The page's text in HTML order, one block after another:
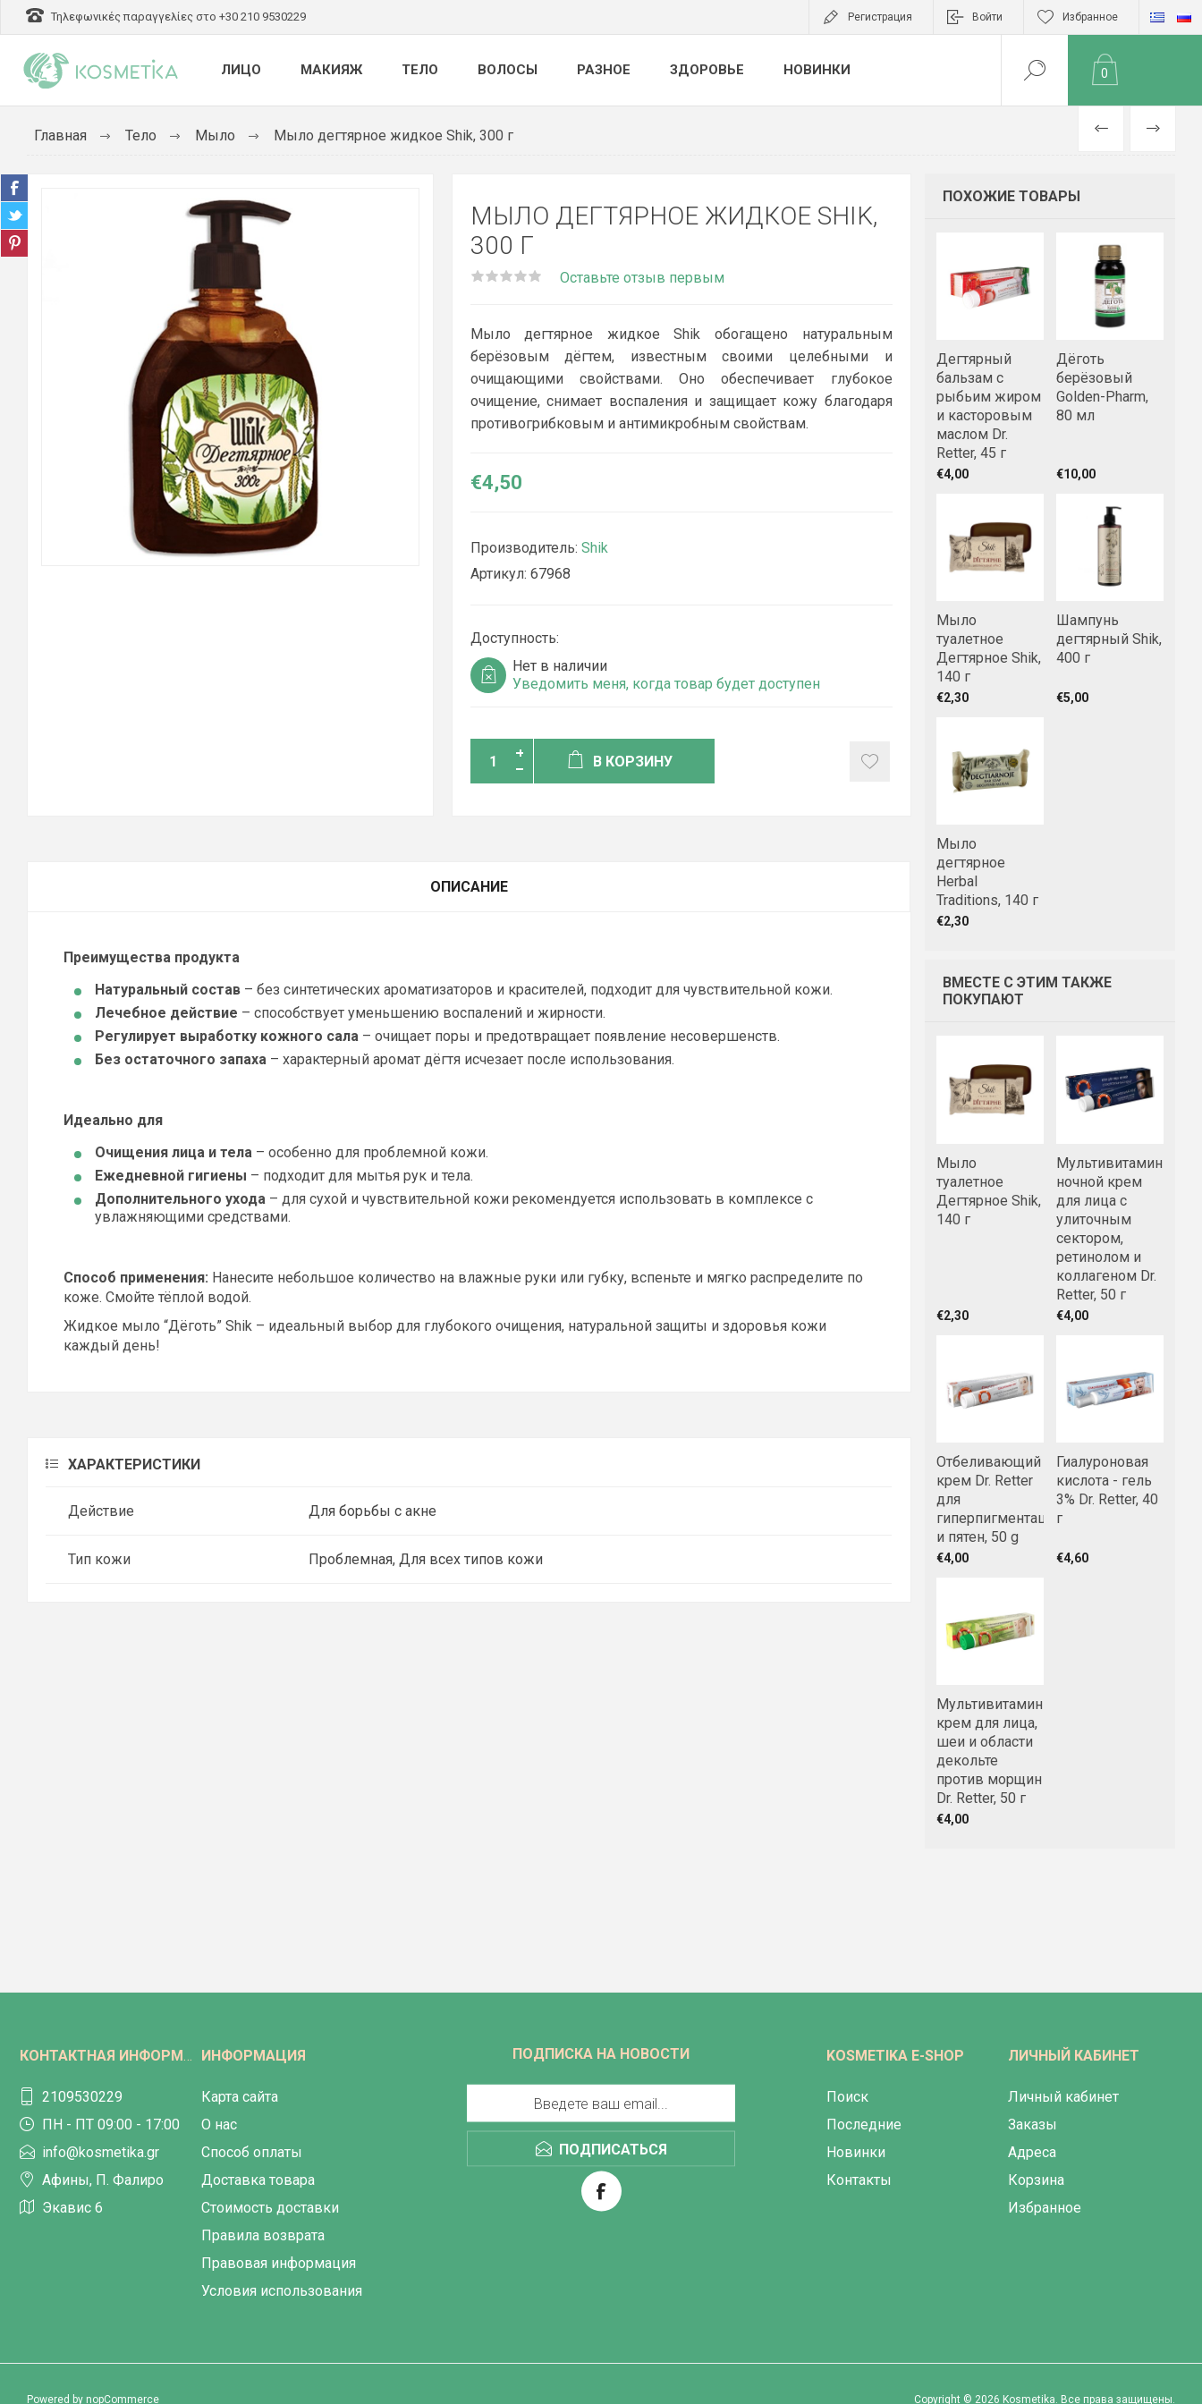
Τηλεφωνικές παραγγελίες στο +30 210 9530229 Регистрация Войти Избранное
ЛИЦО МАКИЯЖ ТЕЛО ВОЛОСЫ РАЗНОЕ ЗДОРОВЬЕ НОВИНКИ 0
Главная Тело Мыло Мыло дегтярное жидкое Shik, 300 г НАЗАДВПЕРЁД
МЫЛО ДЕГТЯРНОЕ ЖИДКОЕ SHIK,
300 Г
Оставьте отзыв первым
Мыло дегтярное жидкое Shik обогащено натуральным
берёзовым дёгтем, известным своими целебными и
очищающими свойствами. Оно обеспечивает глубокое
очищение, снимает воспаления и защищает кожу благодаря
противогрибковым и антимикробным свойствам.
€4,50
Производитель: Shik
Артикул: 67968
Доступность:
Нет в наличии
Уведомить меня, когда товар будет доступен
В КОРЗИНУ
ОПИСАНИЕ
Преимущества продукта
Натуральный состав – без синтетических ароматизаторов и красителей, подходит для чувствительной кожи.
Лечебное действие – способствует уменьшению воспалений и жирности.
Регулирует выработку кожного сала – очищает поры и предотвращает появление несовершенств.
Без остаточного запаха – характерный аромат дёгтя исчезает после использования.
Идеально для
Очищения лица и тела – особенно для проблемной кожи.
Ежедневной гигиены – подходит для мытья рук и тела.
Дополнительного ухода – для сухой и чувствительной кожи рекомендуется использовать в комплексе с
увлажняющими средствами.
Способ применения: Нанесите небольшое количество на влажные руки или губку, вспеньте и мягко распределите по
коже. Смойте тёплой водой.
Жидкое мыло “Дёготь” Shik – идеальный выбор для глубокого очищения, натуральной защиты и здоровья кожи
каждый день!
ХАРАКТЕРИСТИКИ
Действие Для борьбы с акне
Тип кожи Проблемная, Для всех типов кожи
ПОХОЖИЕ ТОВАРЫ
Дегтярный
бальзам с
рыбьим жиром
и касторовым
маслом Dr.
Retter, 45 г
€4,00
Дёготь
берёзовый
Golden-Pharm,
80 мл
€10,00
Мыло
туалетное
Дегтярное Shik,
140 г
€2,30
Шампунь
дегтярный Shik,
400 г
€5,00
Мыло
дегтярное
Herbal
Traditions, 140 г
€2,30
ВМЕСТЕ С ЭТИМ ТАКЖЕ
ПОКУПАЮТ
Мыло
туалетное
Дегтярное Shik,
140 г
€2,30
Мультивитаминный
ночной крем
для лица с
улиточным
сектором,
ретинолом и
коллагеном Dr.
Retter, 50 г
€4,00
Отбеливающий
крем Dr. Retter
для
гиперпигментации
и пятен, 50 g
€4,00
Гиалуроновая
кислота - гель
3% Dr. Retter, 40
г
€4,60
Мультивитаминный
крем для лица,
шеи и области
декольте
против морщин
Dr. Retter, 50 г
€4,00
ПОДПИСКА НА НОВОСТИ
ПОДПИСАТЬСЯ
КОНТАКТНАЯ ИНФОРМАЦИЯ
2109530229
ПН - ПТ 09:00 - 17:00
info@kosmetika.gr
Афины, П. Фалиро
Экавис 6
ИНФОРМАЦИЯ
Карта сайта
О нас
Способ оплаты
Доставка товара
Стоимость доставки
Правила возврата
Правовая информация
Условия использования
KOSMETIKA E-SHOP
Поиск
Последние
Новинки
Контакты
ЛИЧНЫЙ КАБИНЕТ
Личный кабинет
Заказы
Адреса
Корзина
Избранное
Powered by nopCommerce Copyright © 2026 Kosmetika. Все права защищены.